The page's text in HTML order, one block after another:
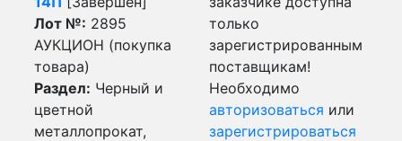
Лот №: 2895
АУКЦИОН (покупка
товара)
Раздел: Черный и
цветной
металлопрокат,
только
зарегистрированным
поставщикам!
Необходимо
авторизоваться или
зарегистрироваться